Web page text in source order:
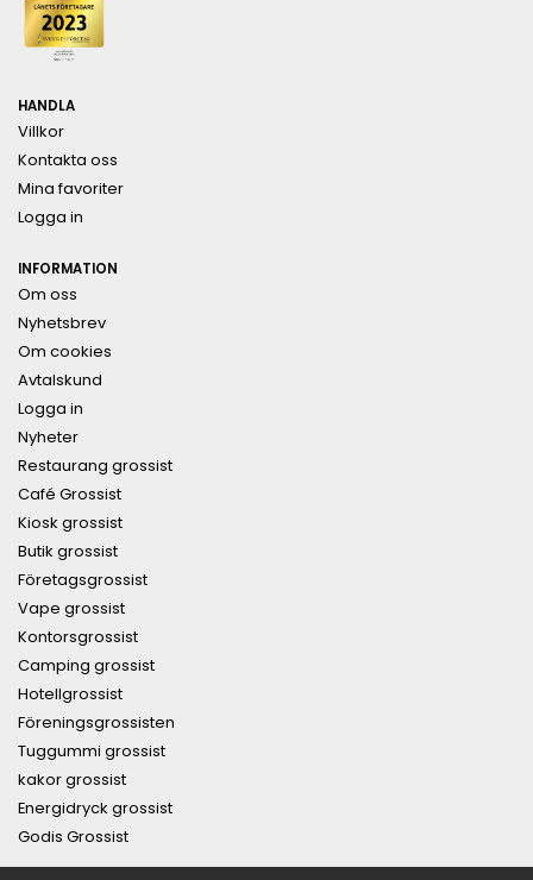
HANDLA
Villkor
Kontakta oss
Mina favoriter
Logga in
INFORMATION
Om oss
Nyhetsbrev
Om cookies
Avtalskund
Logga in
Nyheter
Restaurang grossist
Café Grossist
Kiosk grossist
Butik grossist
Företagsgrossist
Vape grossist
Kontorsgrossist
Camping grossist
Hotellgrossist
Föreningsgrossisten
Tuggummi grossist
kakor grossist
Energidryck grossist
Godis Grossist